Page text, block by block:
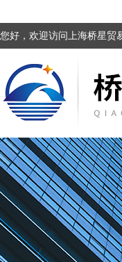
您好，欢迎访问上海桥星贸